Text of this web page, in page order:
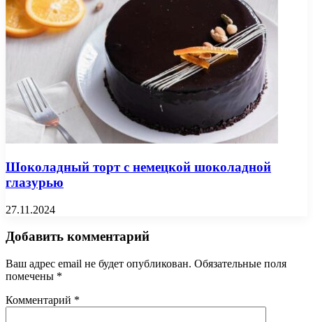
Шоколадный торт с немецкой шоколадной
глазурью
27.11.2024
Добавить комментарий
Ваш адрес email не будет опубликован. Обязательные поля
помечены *
Комментарий *